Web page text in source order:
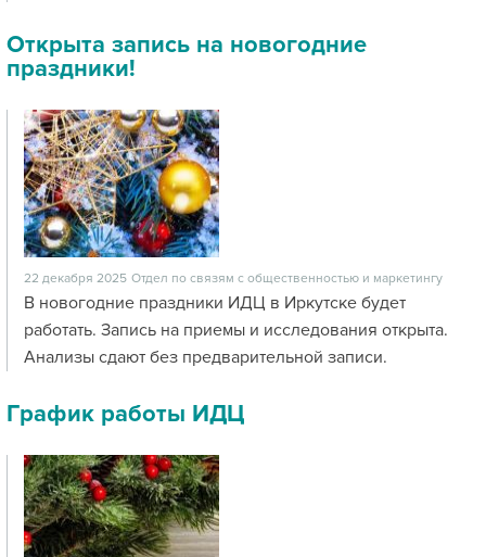
Открыта запись на новогодние
праздники!
22 декабря 2025 Отдел по связям с общественностью и маркетингу
В новогодние праздники ИДЦ в Иркутске будет
работать. Запись на приемы и исследования открыта.
Анализы сдают без предварительной записи.
График работы ИДЦ